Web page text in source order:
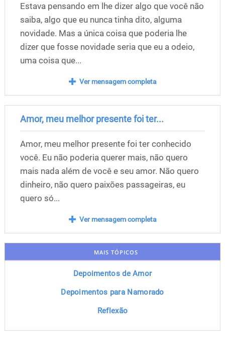
Estava pensando em lhe dizer algo que você não
saiba, algo que eu nunca tinha dito, alguma
novidade. Mas a única coisa que poderia lhe
dizer que fosse novidade seria que eu a odeio,
uma coisa que...
Ver mensagem completa
Amor, meu melhor presente foi ter...
Amor, meu melhor presente foi ter conhecido
você. Eu não poderia querer mais, não quero
mais nada além de você e seu amor. Não quero
dinheiro, não quero paixões passageiras, eu
quero só...
Ver mensagem completa
MAIS TÓPICOS
Depoimentos de Amor
Depoimentos para Namorado
Reflexão